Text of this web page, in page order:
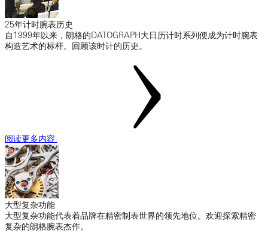
25年计时腕表历史
自1999年以来，朗格的DATOGRAPH大日历计时系列便成为计时腕表
构造艺术的标杆。回顾该时计的历史。
阅读更多内容
大型复杂功能
大型复杂功能代表着品牌在精密制表世界的领先地位。欢迎探索精密
复杂的朗格腕表杰作。